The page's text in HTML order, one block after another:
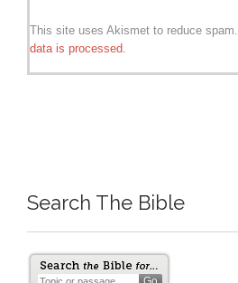
This site uses Akismet to reduce spam.
data is processed.
Search The Bible